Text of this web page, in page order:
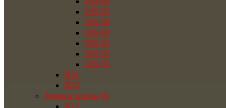
295/45
305/30
305/40
305/45
315/35
325/35
R21
R22
Зимние шины бу
R12